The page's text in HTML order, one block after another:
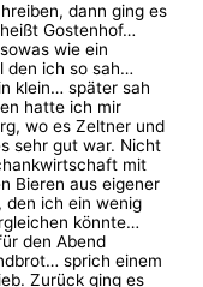
dann ging es
Gostenhof…
wie ein
den ich so sah…
klein… später sah
hatte ich mir
wo es Zeltner und
sehr gut war. Nicht
mit
Bieren aus eigener
den ich ein wenig
könnte…
den Abend
sprich einem
Zurück ging es